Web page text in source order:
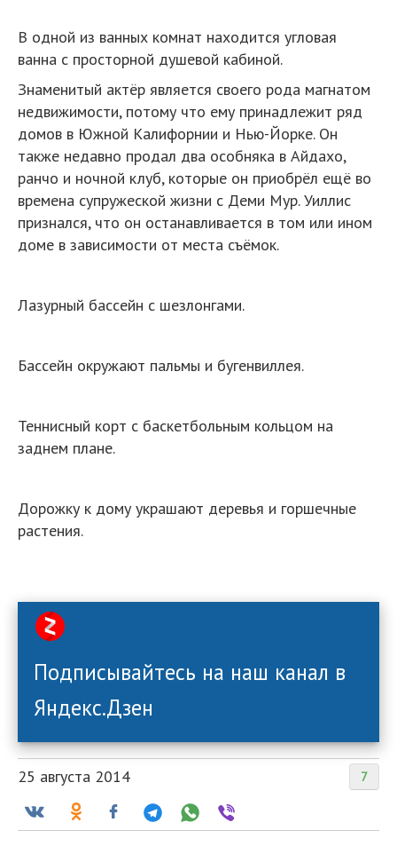
В одной из ванных комнат находится угловая
ванна с просторной душевой кабиной.
Знаменитый актёр является своего рода магнатом
недвижимости, потому что ему принадлежит ряд
домов в Южной Калифорнии и Нью-Йорке. Он
также недавно продал два особняка в Айдахо,
ранчо и ночной клуб, которые он приобрёл ещё во
времена супружеской жизни с Деми Мур. Уиллис
признался, что он останавливается в том или ином
доме в зависимости от места съёмок.
Лазурный бассейн с шезлонгами.
Бассейн окружают пальмы и бугенвиллея.
Теннисный корт с баскетбольным кольцом на
заднем плане.
Дорожку к дому украшают деревья и горшечные
растения.
Подписывайтесь на наш канал в
Яндекс.Дзен
7
25 августа 2014